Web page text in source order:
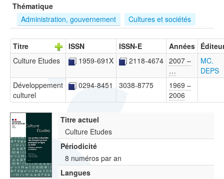
Recherche
avancée
EN
ES
?
Thématique
Administration, gouvernement
Cultures et sociétés
Titre ISSN ISSN-E Années
Culture Etudes
1959-691X 2118-4674 2007 –
…
MC.
DEPS
Développement
culturel
0294-8451 3038-8775
1969 –
2006
Titre actuel
Culture Etudes
Périodicité
8 numéros par an
Langues